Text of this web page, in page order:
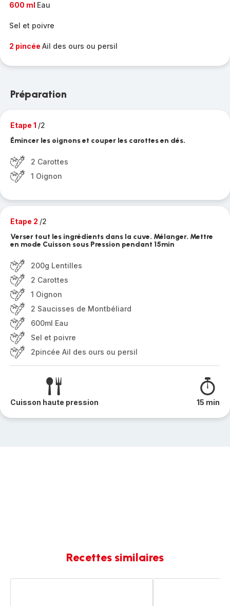
600 ml Eau
Sel et poivre
2 pincée Ail des ours ou persil
Préparation
Etape 1 /2
Émincer les oignons et couper les carottes en dés.
2 Carottes
1 Oignon
Etape 2 /2
Verser tout les ingrédients dans la cuve. Mélanger. Mettre
en mode Cuisson sous Pression pendant 15min
200g Lentilles
2 Carottes
1 Oignon
2 Saucisses de Montbéliard
600ml Eau
Sel et poivre
2pincée Ail des ours ou persil
Cuisson haute pression 15 min
Recettes similaires